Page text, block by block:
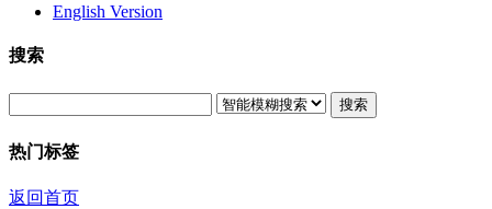
English Version
搜索
搜索
热门标签
返回首页